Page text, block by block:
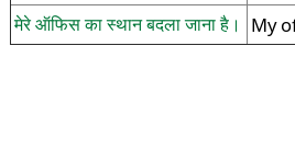
मेरे ऑफिस का स्थान बदला जाना है। My